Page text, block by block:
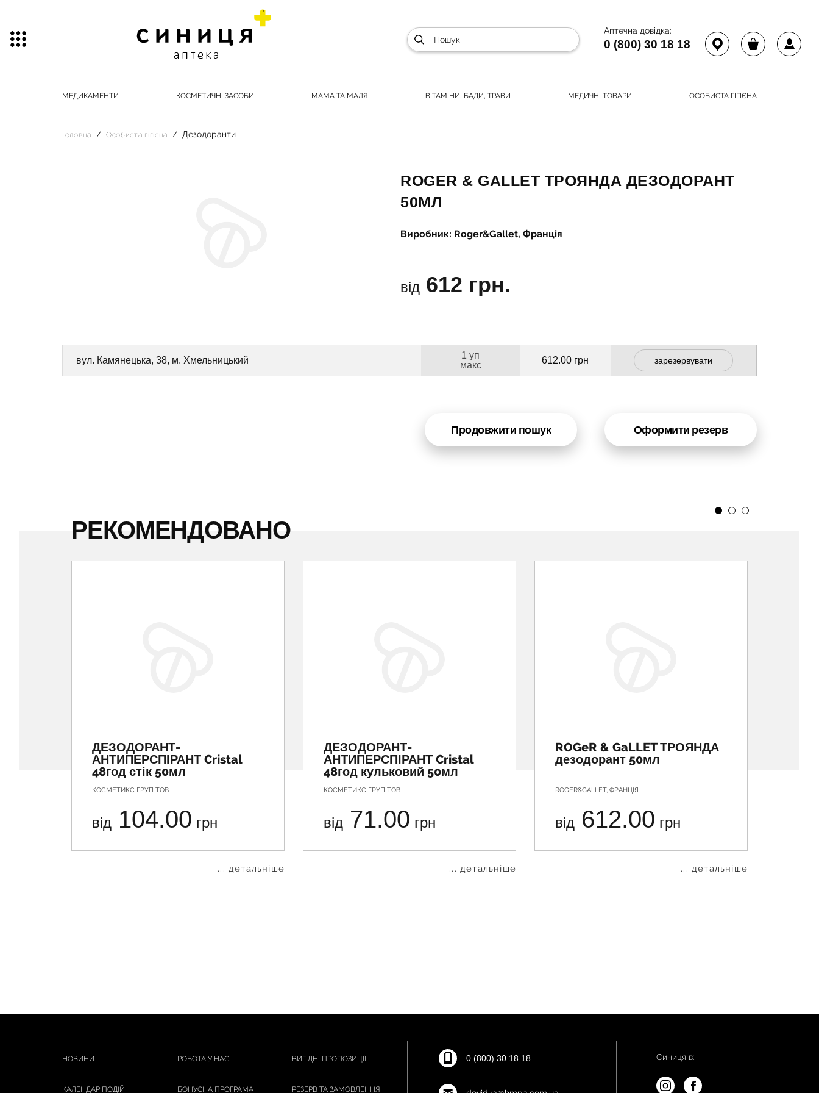
Аптечна довідка:
0 (800) 30 18 18
МЕДИКАМЕНТИ КОСМЕТИЧНІ ЗАСОБИ МАМА ТА МАЛЯ ВІТАМІНИ, БАДИ, ТРАВИ МЕДИЧНІ ТОВАРИ ОСОБИСТА ГІГІЄНА
Головна Особиста гігієна Дезодоранти
ROGER & GALLET ТРОЯНДА ДЕЗОДОРАНТ
50МЛ
Виробник: Roger&Gallet, Франція
від 612 грн.
вул. Камянецька, 38, м. Хмельницький
1 уп
макс
612.00 грн зарезервувати
Продовжити пошук Оформити резерв
РЕКОМЕНДОВАНО
ДЕЗОДОРАНТ-
АНТИПЕРСПІРАНТ Cristal
48год стік 50мл
КОСМЕТИКС ГРУП ТОВ
від 104.00 грн
... детальніше
ДЕЗОДОРАНТ-
АНТИПЕРСПІРАНТ Cristal
48год кульковий 50мл
КОСМЕТИКС ГРУП ТОВ
від 71.00 грн
... детальніше
ROGeR & GaLLET ТРОЯНДА
дезодорант 50мл
ROGER&GALLET, ФРАНЦІЯ
від 612.00 грн
... детальніше
НОВИНИ РОБОТА У НАС ВИГІДНІ ПРОПОЗИЦІЇ
КАЛЕНДАР ПОДІЙ БОНУСНА ПРОГРАМА РЕЗЕРВ ТА ЗАМОВЛЕННЯ
0 (800) 30 18 18 Синиця в: